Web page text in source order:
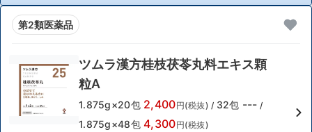
第2類医薬品
ツムラ漢方桂枝茯苓丸料エキス顆
粒A
1.875g×20包 2,400円(税抜) / 32包 --- /
1.875g×48包 4,300円(税抜)